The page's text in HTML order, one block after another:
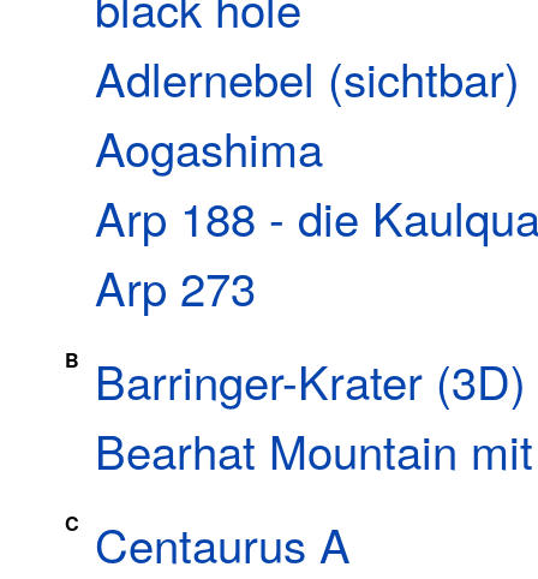
Adlernebel (sichtbar)
Aogashima
Arp 188 - die
Arp 273
B
Barringer-Krater (3D)
Bearhat Mountain
C
Centaurus A